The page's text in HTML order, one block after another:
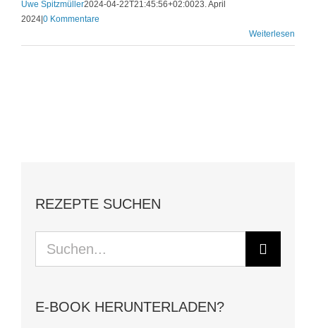
Uwe Spitzmüller2024-04-22T21:45:56+02:0023. April
2024 0 Kommentare
Weiterlesen
REZEPTE SUCHEN
Suche
nach:
E-BOOK HERUNTERLADEN?